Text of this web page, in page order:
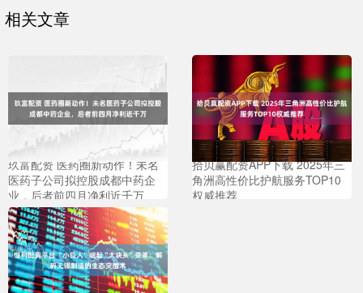
相关文章
玖富配资 医药圈新动作！未名
医药子公司拟控股成都中药企
业，后者前四月净利近千万
拾贝赢配资APP下载 2025年三
角洲高性价比护航服务TOP10
权威推荐